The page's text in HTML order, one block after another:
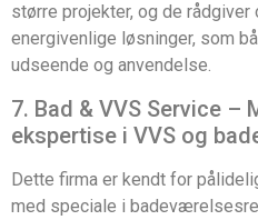
større projekter, og de
energivenlige løsninger, som
udseende og anvendelse.
7. Bad & VVS Service –
ekspertise i VVS og
Dette firma er kendt for
med speciale i